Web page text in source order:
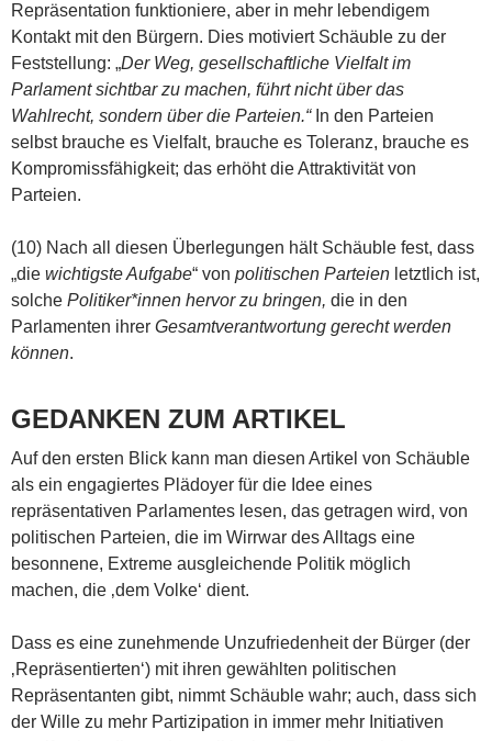
Repräsentation funktioniere, aber in mehr lebendigem
Kontakt mit den Bürgern. Dies motiviert Schäuble zu der
Feststellung: „Der Weg, gesellschaftliche Vielfalt im
Parlament sichtbar zu machen, führt nicht über das
Wahlrecht, sondern über die Parteien.“In den Parteien
selbst brauche es Vielfalt, brauche es Toleranz, brauche es
Kompromissfähigkeit; das erhöht die Attraktivität von
Parteien.
(10) Nach all diesen Überlegungen hält Schäuble fest, dass
„die wichtigste Aufgabe“ von politischen Parteien letztlich ist,
solche Politiker*innen hervor zu bringen, die in den
Parlamenten ihrer Gesamtverantwortung gerecht werden
können.
GEDANKEN ZUM ARTIKEL
Auf den ersten Blick kann man diesen Artikel von Schäuble
als ein engagiertes Plädoyer für die Idee eines
repräsentativen Parlamentes lesen, das getragen wird, von
politischen Parteien, die im Wirrwar des Alltags eine
besonnene, Extreme ausgleichende Politik möglich
machen, die ‚dem Volke‘ dient.
Dass es eine zunehmende Unzufriedenheit der Bürger (der
‚Repräsentierten‘) mit ihren gewählten politischen
Repräsentanten gibt, nimmt Schäuble wahr; auch, dass sich
der Wille zu mehr Partizipation in immer mehr Initiativen